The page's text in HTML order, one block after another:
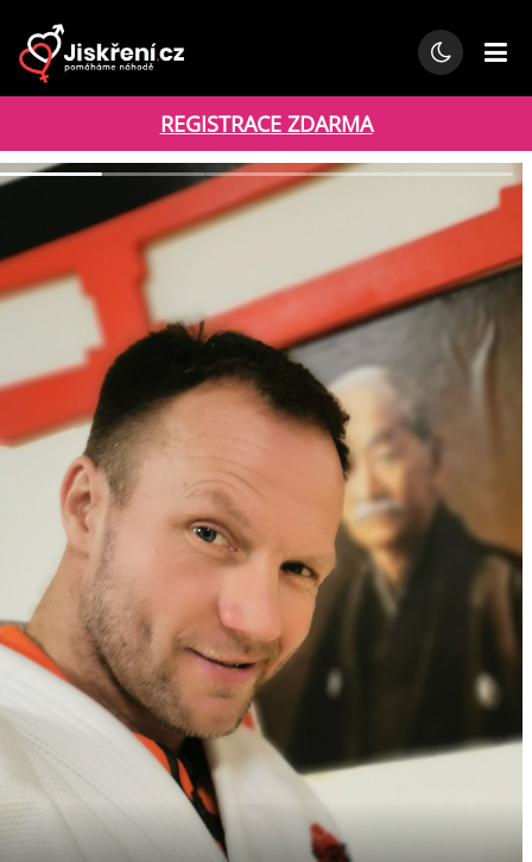
REGISTRACE ZDARMA